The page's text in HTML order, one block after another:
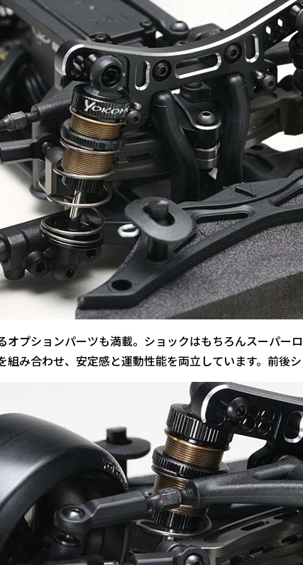
オプションパーツも満載。ショックはもちろんスーパー
組み合わせ、安定感と運動性能を両立しています。前後